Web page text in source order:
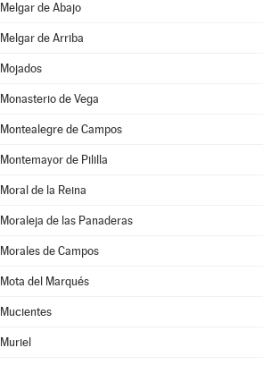
Melgar de Abajo
Melgar de Arriba
Mojados
Monasterio de Vega
Montealegre de Campos
Montemayor de Pililla
Moral de la Reina
Moraleja de las Panaderas
Morales de Campos
Mota del Marqués
Mucientes
Muriel